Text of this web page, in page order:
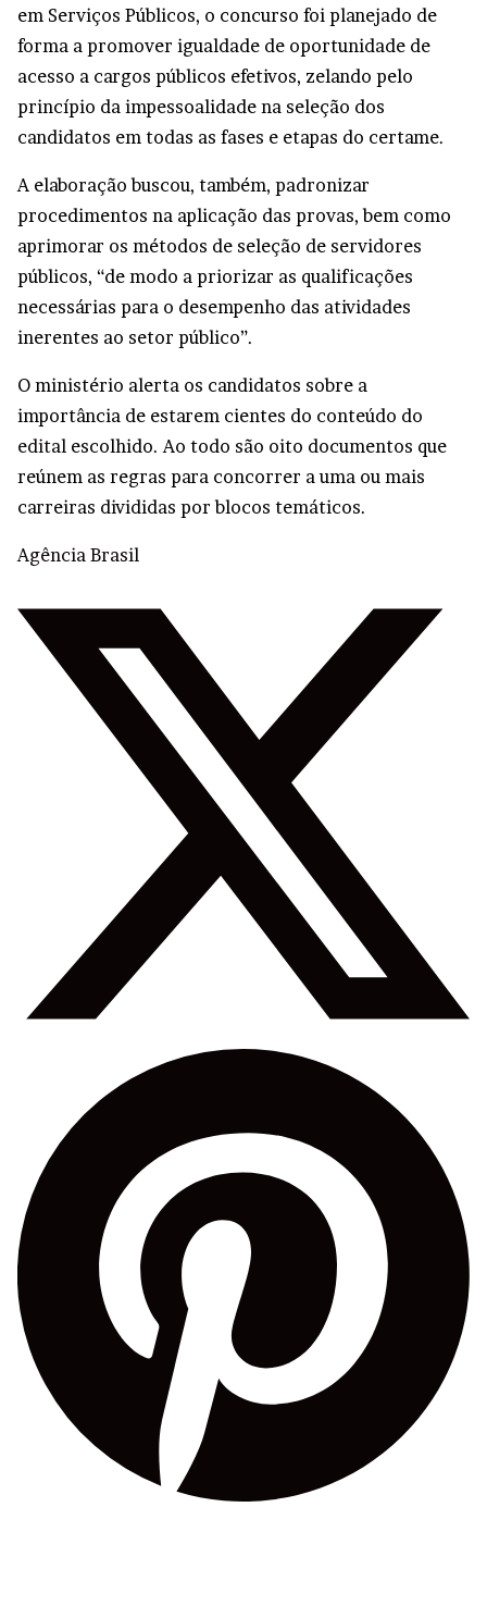
em Serviços Públicos, o concurso foi planejado de
forma a promover igualdade de oportunidade de
acesso a cargos públicos efetivos, zelando pelo
princípio da impessoalidade na seleção dos
candidatos em todas as fases e etapas do certame.
A elaboração buscou, também, padronizar
procedimentos na aplicação das provas, bem como
aprimorar os métodos de seleção de servidores
públicos, “de modo a priorizar as qualificações
necessárias para o desempenho das atividades
inerentes ao setor público”.
O ministério alerta os candidatos sobre a
importância de estarem cientes do conteúdo do
edital escolhido. Ao todo são oito documentos que
reúnem as regras para concorrer a uma ou mais
carreiras divididas por blocos temáticos.
Agência Brasil